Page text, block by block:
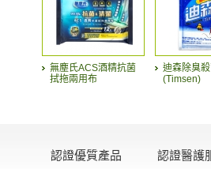
無塵氏ACS酒精抗菌
拭拖兩用布
迪森除臭
(Timsen)
認證優質產品 認證醫護